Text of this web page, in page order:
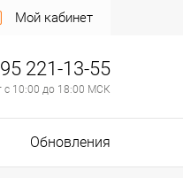
Мой кабинет
221-13-55
с 10:00 до 18:00 МСК
Обновления